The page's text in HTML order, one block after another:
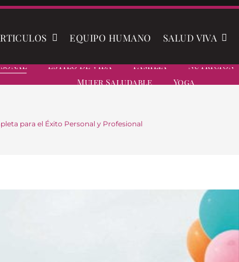
EQUIPO HUMANO SALUD VIVA
Estilo De Vida Familia Nutrición
Mujer Saludable
Yoga
para el Éxito Personal y Profesional